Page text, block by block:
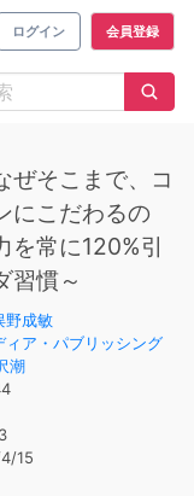
ログイン 会員登録
ぜそこまで、コ
にこだわるの
を常に120%引
習慣～
野成敏
ィア・パブリッシング
潮
15